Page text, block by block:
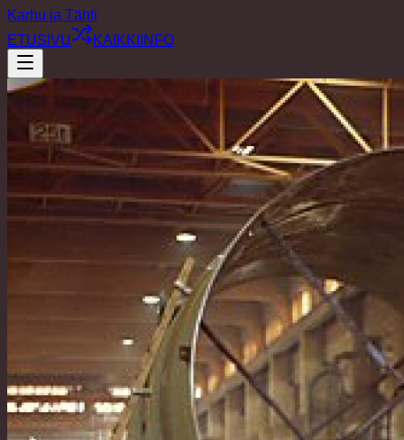
Karhu ja Tähti
ETUSIVU
KAIKKI INFO